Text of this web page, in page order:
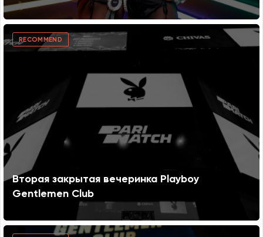
RECOMMEND
Вторая закрытая вечеринка Playboy
Gentlemen Club